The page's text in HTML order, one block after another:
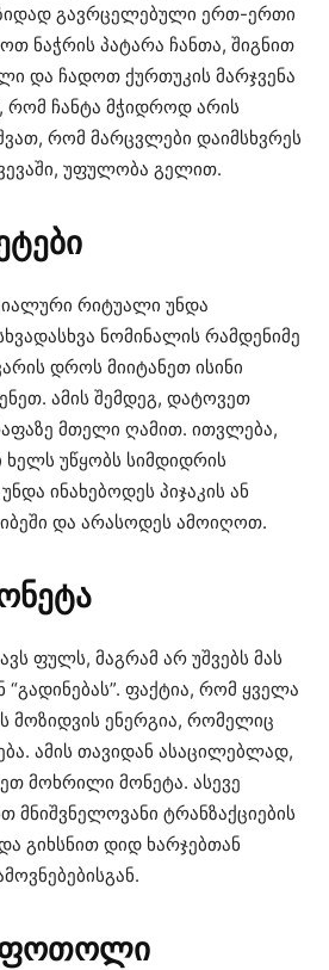
გავრცელებული ერთ-ერთი
ნაჭრის პატარა ჩანთა, შიგნით
და ჩადოთ ქურთუკის მარჯვენა
რომ ჩანტა მჭიდროდ არის
რომ მარცვლები დაიმსხვრეს
უფულობა გელით.
რიტუალი უნდა
ნომინალის რამდენიმე
დროს მიიტანეთ ისინი
ამის შემდეგ, დატოვეთ
მთელი ღამით. ითვლება,
უწყობს სიმდიდრის
ინახებოდეს პიჯაკის ან
და არასოდეს ამოიღოთ.
ფულს, მაგრამ არ უშვებს მას
“გადინებას”. ფაქტია, რომ ყველა
მოზიდვის ენერგია, რომელიც
ამის თავიდან ასაცილებლად,
მოხრილი მონეტა. ასევე
მნიშვნელოვანი ტრანზაქციების
გიხსნით დიდ ხარჯებთან